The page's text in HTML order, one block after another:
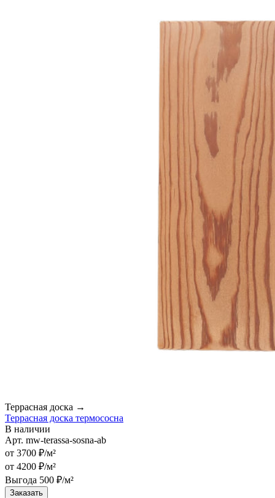
Террасная доска →
Террасная доска термососна
В наличии
Арт. mw-terassa-sosna-ab
от 3700 ₽/м²
от 4200 ₽/м²
Выгода 500 ₽/м²
Заказать